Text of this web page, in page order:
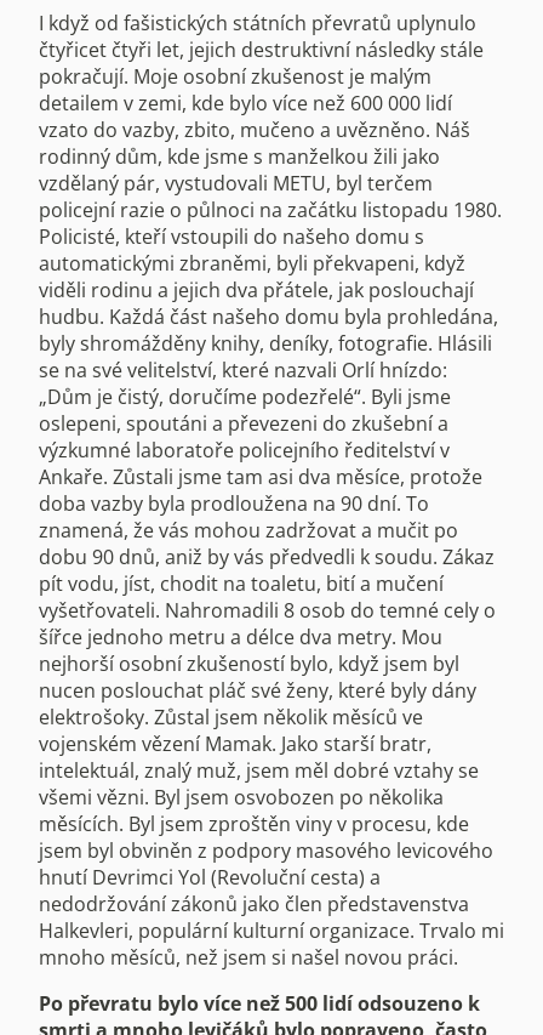
I když od fašistických státních převratů uplynulo
čtyřicet čtyři let, jejich destruktivní následky stále
pokračují. Moje osobní zkušenost je malým
detailem v zemi, kde bylo více než 600 000 lidí
vzato do vazby, zbito, mučeno a uvězněno. Náš
rodinný dům, kde jsme s manželkou žili jako
vzdělaný pár, vystudovali METU, byl terčem
policejní razie o půlnoci na začátku listopadu 1980.
Policisté, kteří vstoupili do našeho domu s
automatickými zbraněmi, byli překvapeni, když
viděli rodinu a jejich dva přátele, jak poslouchají
hudbu. Každá část našeho domu byla prohledána,
byly shromážděny knihy, deníky, fotografie. Hlásili
se na své velitelství, které nazvali Orlí hnízdo:
„Dům je čistý, doručíme podezřelé“. Byli jsme
oslepeni, spoutáni a převezeni do zkušební a
výzkumné laboratoře policejního ředitelství v
Ankaře. Zůstali jsme tam asi dva měsíce, protože
doba vazby byla prodloužena na 90 dní. To
znamená, že vás mohou zadržovat a mučit po
dobu 90 dnů, aniž by vás předvedli k soudu. Zákaz
pít vodu, jíst, chodit na toaletu, bití a mučení
vyšetřovateli. Nahromadili 8 osob do temné cely o
šířce jednoho metru a délce dva metry. Mou
nejhorší osobní zkušeností bylo, když jsem byl
nucen poslouchat pláč své ženy, které byly dány
elektrošoky. Zůstal jsem několik měsíců ve
vojenském vězení Mamak. Jako starší bratr,
intelektuál, znalý muž, jsem měl dobré vztahy se
všemi vězni. Byl jsem osvobozen po několika
měsících. Byl jsem zproštěn viny v procesu, kde
jsem byl obviněn z podpory masového levicového
hnutí Devrimci Yol (Revoluční cesta) a
nedodržování zákonů jako člen představenstva
Halkevleri, populární kulturní organizace. Trvalo mi
mnoho měsíců, než jsem si našel novou práci.
Po převratu bylo více než 500 lidí odsouzeno k